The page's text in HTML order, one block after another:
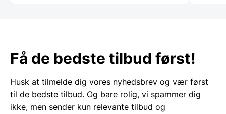
Få de bedste tilbud først!
Husk at tilmelde dig vores nyhedsbrev og vær først
til de bedste tilbud. Og bare rolig, vi spammer dig
ikke, men sender kun relevante tilbud og